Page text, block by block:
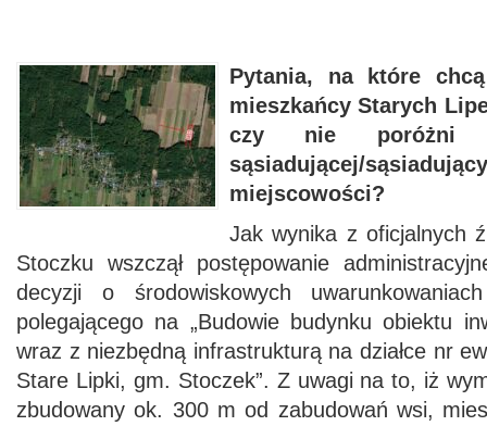
Pytania, na które
mieszkańcy Starych
czy nie poróżni
sąsiadującej/
miejscowości?
Jak wynika z oficjalnych
Stoczku wszczął postępowanie
decyzji o środowiskowych
polegającego na „Budowie budynku obiektu
wraz z niezbędną infrastrukturą na działce nr
Stare Lipki, gm. Stoczek”. Z uwagi na to, iż
zbudowany ok. 300 m od zabudowań wsi,